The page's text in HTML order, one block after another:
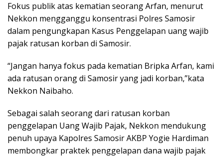
Fokus publik atas kematian seorang Arfan, menurut
Nekkon mengganggu konsentrasi Polres Samosir
dalam pengungkapan Kasus Penggelapan uang wajib
pajak ratusan korban di Samosir.
“Jangan hanya fokus pada kematian Bripka Arfan, kami
ada ratusan orang di Samosir yang jadi korban,”kata
Nekkon Naibaho.
Sebagai salah seorang dari ratusan korban
penggelapan Uang Wajib Pajak, Nekkon mendukung
penuh upaya Kapolres Samosir AKBP Yogie Hardiman
membongkar praktek penggelapan dana wajib pajak